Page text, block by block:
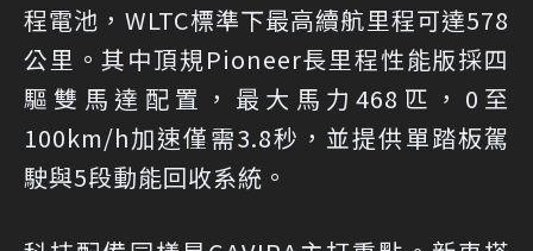
程電池，WLTC標準下最高續航里程可達578
公里。其中頂規Pioneer長里程性能版採四
驅雙馬達配置，最大馬力468匹，0至
100km/h加速僅需3.8秒，並提供單踏板駕
駛與5段動能回收系統。